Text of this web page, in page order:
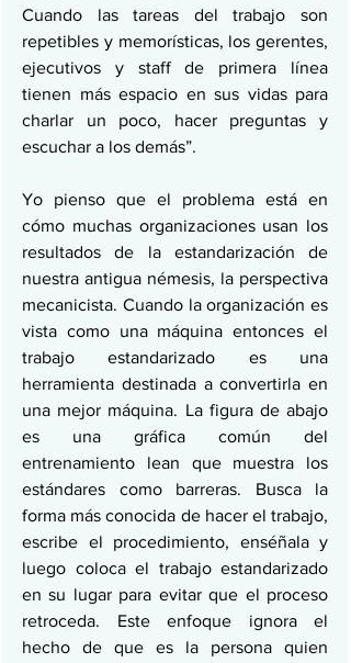
Cuando las tareas del trabajo son
repetibles y memorísticas, los gerentes,
ejecutivos y staff de primera línea
tienen más espacio en sus vidas para
charlar un poco, hacer preguntas y
escuchar a los demás”.
Yo pienso que el problema está en
cómo muchas organizaciones usan los
resultados de la estandarización de
nuestra antigua némesis, la perspectiva
mecanicista. Cuando la organización es
vista como una máquina entonces el
trabajo estandarizado es una
herramienta destinada a convertirla en
una mejor máquina. La figura de abajo
es una gráfica común del
entrenamiento lean que muestra los
estándares como barreras. Busca la
forma más conocida de hacer el trabajo,
escribe el procedimiento, enséñala y
luego coloca el trabajo estandarizado
en su lugar para evitar que el proceso
retroceda. Este enfoque ignora el
hecho de que es la persona quien